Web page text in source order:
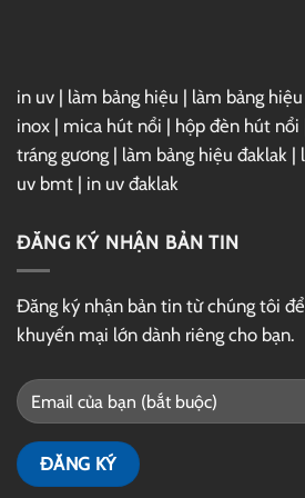
in uv | làm bảng hiệu | làm bảng
inox | mica hút nổi | hộp đèn hút nổi
tráng gương | làm bảng hiệu đaklak |
uv bmt | in uv đaklak
ĐĂNG KÝ NHẬN BẢN TIN
Đăng ký nhận bản tin từ chúng tôi
khuyến mại lớn dành riêng cho bạn.